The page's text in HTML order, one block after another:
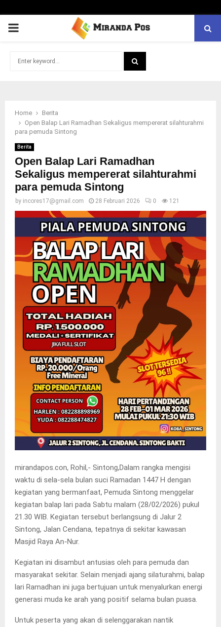
PRIMARY
Home
Berita
Open Balap Lari Ramadhan Sekaligus mempererat silahturahmi
para pemuda Sintong
Berita
Open Balap Lari Ramadhan
Sekaligus mempererat silahturahmi
para pemuda Sintong
by incores17@gmail.com 28 Februari 2026 0 121
mirandapos.con, Rohil,- Sintong,Dalam rangka mengisi
waktu di sela-sela bulan suci Ramadan 1447 H dengan
kegiatan yang bermanfaat, Pemuda Sintong menggelar
kegiatan balap lari pada Sabtu malam (28/02/2026) pukul
21.30 WIB. Kegiatan tersebut berlangsung di Jalur 2
Sintong, Jalan Cendana, tepatnya di sekitar kawasan
Masjid Raya An-Nur.
Kegiatan ini disambut antusias oleh para pemuda dan
masyarakat sekitar. Selain menjadi ajang silaturahmi, balap
lari Ramadhan ini juga bertujuan untuk menyalurkan energi
generasi muda ke arah yang positif selama bulan puasa.
Untuk peserta yang akan di selenggarakan nantik